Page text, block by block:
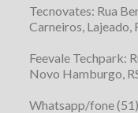
Tecnovates: Rua
Carneiros, Lajeado,
Feevale Techpark:
Novo Hamburgo,
Whatsapp/fone